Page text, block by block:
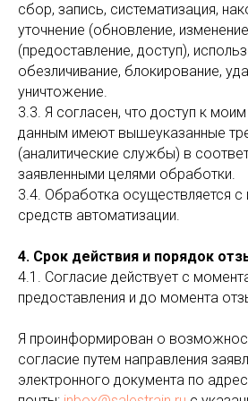
сбор, запись, систематизация,
уточнение (обновление,
(предоставление, доступ),
обезличивание, блокирование,
уничтожение.
3.3. Я согласен, что доступ к
данным имеют вышеуказанные
(аналитические службы) в
заявленными целями обработки.
3.4. Обработка осуществляется с
средств автоматизации.
4. Срок действия и порядок
4.1. Согласие действует с
предоставления и до момента
Я проинформирован о
согласие путем направления
электронного документа по